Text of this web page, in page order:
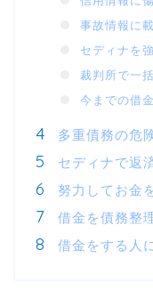
事故情報に
セディナを
裁判所で一
今までの借
多重債務の危
セディナで返
努力してお金
借金を債務整
借金をする人